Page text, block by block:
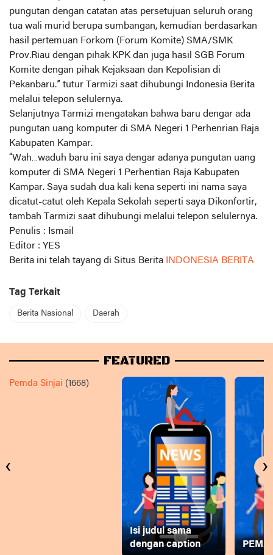
pungutan dengan catatan atas persetujuan seluruh orang
tua wali murid berupa sumbangan, kemudian berdasarkan
hasil pertemuan Forkom (Forum Komite) SMA/SMK
Prov.Riau dengan pihak KPK dan juga hasil SGB Forum
Komite dengan pihak Kejaksaan dan Kepolisian di
Pekanbaru.” tutur Tarmizi saat dihubungi Indonesia Berita
melalui telepon selulernya.
Selanjutnya Tarmizi mengatakan bahwa baru dengar ada
pungutan uang komputer di SMA Negeri 1 Perhenrian Raja
Kabupaten Kampar.
“Wah…waduh baru ini saya dengar adanya pungutan uang
komputer di SMA Negeri 1 Perhentian Raja Kabupaten
Kampar. Saya sudah dua kali kena seperti ini nama saya
dicatut-catut oleh Kepala Sekolah seperti saya Dikonfortir,
tambah Tarmizi saat dihubungi melalui telepon selulernya.
Penulis : Ismail
Editor : YES
Berita ini telah tayang di Situs Berita
INDONESIA BERITA
Tag Terkait
Berita Nasional Daerah
FEATURED
Pemda Sinjai (1668)
Isi judul sama
dengan caption
‹ ›